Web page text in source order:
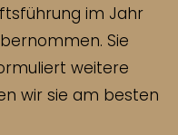
im Jahr
Sie
weitere
wir sie am besten